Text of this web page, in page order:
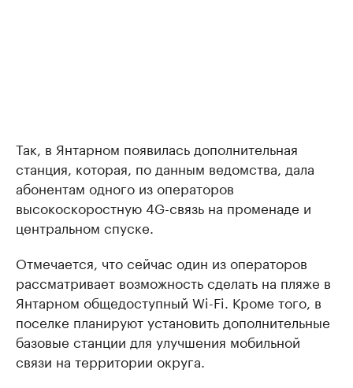
Так, в Янтарном появилась дополнительная
станция, которая, по данным ведомства, дала
абонентам одного из операторов
высокоскоростную 4G-связь на променаде и
центральном спуске.
Отмечается, что сейчас один из операторов
рассматривает возможность сделать на пляже в
Янтарном общедоступный Wi-Fi. Кроме того, в
поселке планируют установить дополнительные
базовые станции для улучшения мобильной
связи на территории округа.